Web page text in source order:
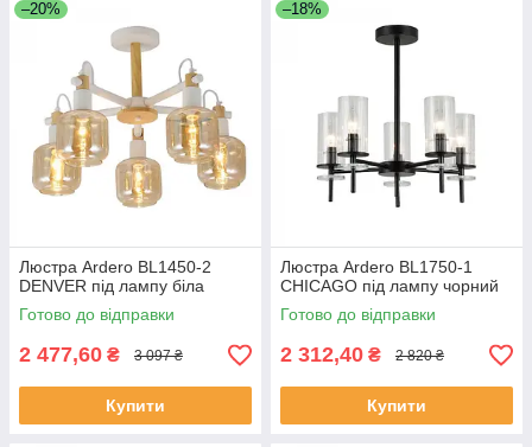
–20%
Люстра Ardero BL1450-2
DENVER під лампу біла
Готово до відправки
2 477,60 ₴ 3 097 ₴
Купити
–18%
Люстра Ardero BL1750-1
CHICAGO під лампу чорний
Готово до відправки
2 312,40 ₴ 2 820 ₴
Купити